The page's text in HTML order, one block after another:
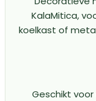
KalaMitica,
koelkast of
Geschikt